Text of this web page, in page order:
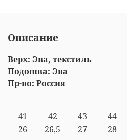
Описание
Верх: Эва, текстиль
Подошва: Эва
Пр-во: Россия
41 42 43 44
26
26,5 27 28